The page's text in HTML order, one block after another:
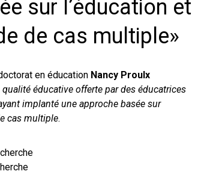
sur l’éducation et
de cas multiple»
en éducation Nancy Proulx
qualité éducative offerte par des éducatrices
implanté une approche basée sur
cas multiple.